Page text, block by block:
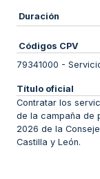
Duración
Códigos CPV
79341000 -
Título oficial
Contratar los
de la campaña de
2026 de la
Castilla y León.